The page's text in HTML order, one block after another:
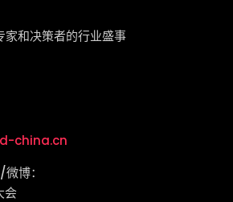
家和决策者的行业盛事
china.cn
博：
会